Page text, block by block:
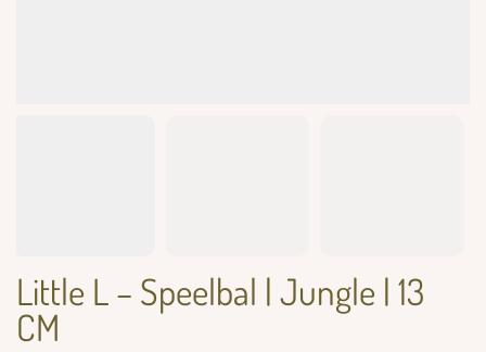
Little L – Speelbal | Jungle | 13
CM